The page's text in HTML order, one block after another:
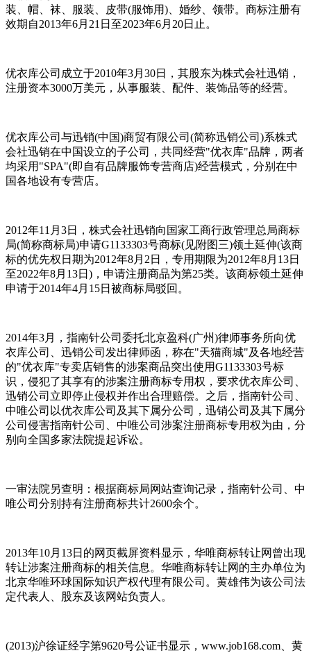
装、帽、袜、服装、皮带(服饰用)、婚纱、领带。商标注册有
效期自2013年6月21日至2023年6月20日止。
优衣库公司成立于2010年3月30日，其股东为株式会社迅销，
注册资本3000万美元，从事服装、配件、装饰品等的经营。
优衣库公司与迅销(中国)商贸有限公司(简称迅销公司)系株式
会社迅销在中国设立的子公司，共同经营"优衣库"品牌，两者
均采用"SPA"(即自有品牌服饰专营商店)经营模式，分别在中
国各地设有专营店。
2012年11月3日，株式会社迅销向国家工商行政管理总局商标
局(简称商标局)申请G1133303号商标(见附图三)领土延伸(该商
标的优先权日期为2012年8月2日，专用期限为2012年8月13日
至2022年8月13日)，申请注册商品为第25类。该商标领土延伸
申请于2014年4月15日被商标局驳回。
2014年3月，指南针公司委托北京盈科(广州)律师事务所向优
衣库公司、迅销公司发出律师函，称在"天猫商城"及各地经营
的"优衣库"专卖店销售的涉案商品突出使用G1133303号标
识，侵犯了其享有的涉案注册商标专用权，要求优衣库公司、
迅销公司立即停止侵权并作出合理赔偿。之后，指南针公司、
中唯公司以优衣库公司及其下属分公司，迅销公司及其下属分
公司侵害指南针公司、中唯公司涉案注册商标专用权为由，分
别向全国多家法院提起诉讼。
一审法院另查明：根据商标局网站查询记录，指南针公司、中
唯公司分别持有注册商标共计2600余个。
2013年10月13日的网页截屏资料显示，华唯商标转让网曾出现
转让涉案注册商标的相关信息。华唯商标转让网的主办单位为
北京华唯环球国际知识产权代理有限公司。黄雄伟为该公司法
定代表人、股东及该网站负责人。
(2013)沪徐证经字第9620号公证书显示，www.job168.com、黄